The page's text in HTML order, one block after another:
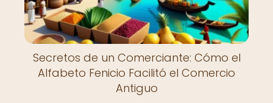
Secretos de un Comerciante: Cómo el
Alfabeto Fenicio Facilitó el Comercio
Antiguo